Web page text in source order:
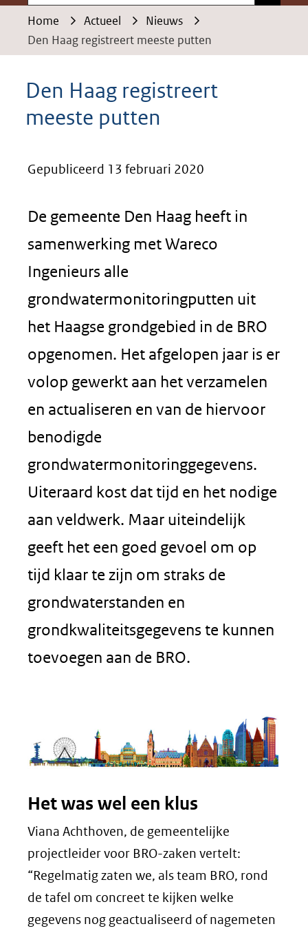
Home Actueel
Nieuws
Den Haag registreert meeste putten
Den Haag registreert
meeste putten
Gepubliceerd 13 februari 2020
De gemeente Den Haag heeft in
samenwerking met Wareco
Ingenieurs alle
grondwatermonitoringputten uit
het Haagse grondgebied in de BRO
opgenomen. Het afgelopen jaar is er
volop gewerkt aan het verzamelen
en actualiseren en van de hiervoor
benodigde
grondwatermonitoringgegevens.
Uiteraard kost dat tijd en het nodige
aan veldwerk. Maar uiteindelijk
geeft het een goed gevoel om op
tijd klaar te zijn om straks de
grondwaterstanden en
grondkwaliteitsgegevens te kunnen
toevoegen aan de BRO.
Het was wel een klus
Viana Achthoven, de gemeentelijke
projectleider voor BRO-zaken vertelt:
“Regelmatig zaten we, als team BRO, rond
de tafel om concreet te kijken welke
gegevens nog geactualiseerd of nagemeten